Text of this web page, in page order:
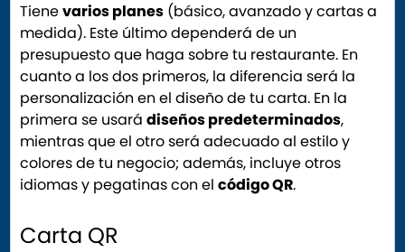
Tienevarios planes (básico, avanzado y cartas a
medida). Este último dependerá de un
presupuesto que haga sobre tu restaurante. En
cuanto a los dos primeros, la diferencia será la
personalización en el diseño de tu carta. En la
primera se usarádiseños predeterminados,
mientras que el otro será adecuado al estilo y
colores de tu negocio; además, incluye otros
idiomas y pegatinas con elcódigo QR.
Carta QR